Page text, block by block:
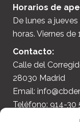
Horarios de
De lunes a
horas. Viernes de
Contacto:
Calle del
28030 Madrid
Email:
Teléfono: 914-30